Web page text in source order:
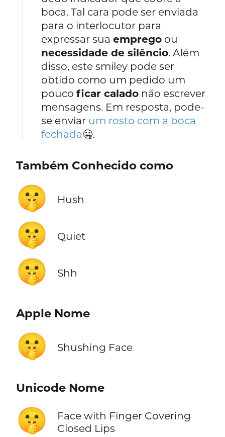
boca. Tal cara pode ser enviada
para o interlocutor para
expressar suaemprego ou
necessidade de silêncio. Além
disso, este smiley pode ser
obtido como um pedido um
poucoficar calado não escrever
mensagens. Em resposta, pode-
se enviar um rosto com a boca
fechada🤐.
Também Conhecido como
🤫 Hush
🤫 Quiet
🤫 Shh
Apple Nome
🤫 Shushing Face
Unicode Nome
🤫
Face with Finger Covering
Closed Lips